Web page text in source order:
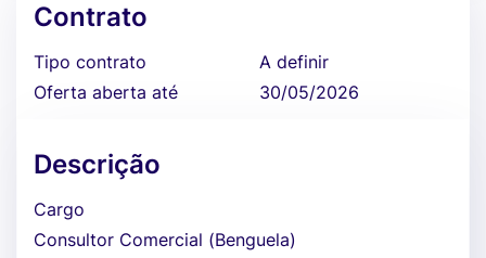
Contrato
Tipo contrato
A definir
Oferta aberta até
30/05/2026
Descrição
Cargo
Consultor Comercial (Benguela)